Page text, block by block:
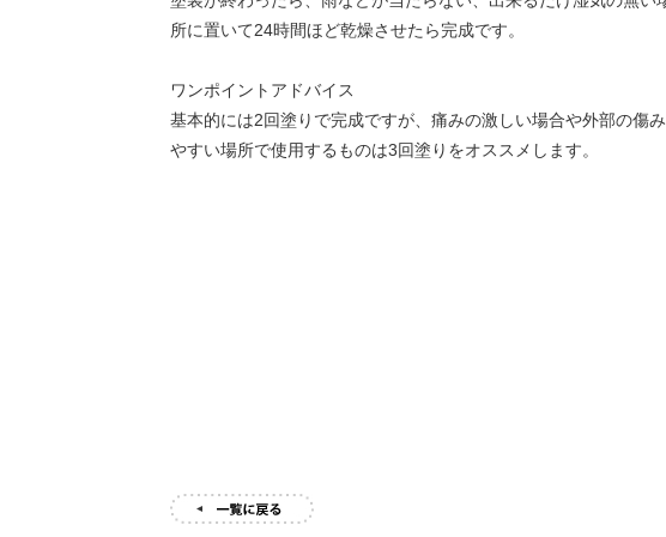
所に置いて24時間ほど乾燥させたら完成です。
ワンポイントアドバイス
基本的には2回塗りで完成ですが、痛みの激しい場合や外部の傷み
やすい場所で使用するものは3回塗りをオススメします。